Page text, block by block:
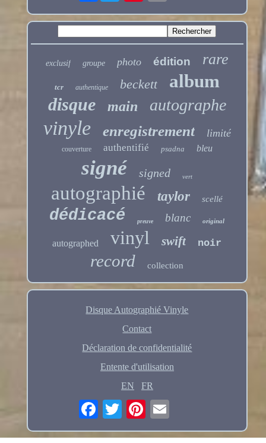
exclusif groupe photo édition rare
tcr authentique beckett album
disque main autographe
vinyle enregistrement limité
couverture authentifié psadna bleu
signé signed vert
autographié taylor scellé
dédicacé preuve blanc original
autographed vinyl swift noir
record collection
Disque Autographié Vinyle
Contact
Déclaration de confidentialité
Entente d'utilisation
EN
FR